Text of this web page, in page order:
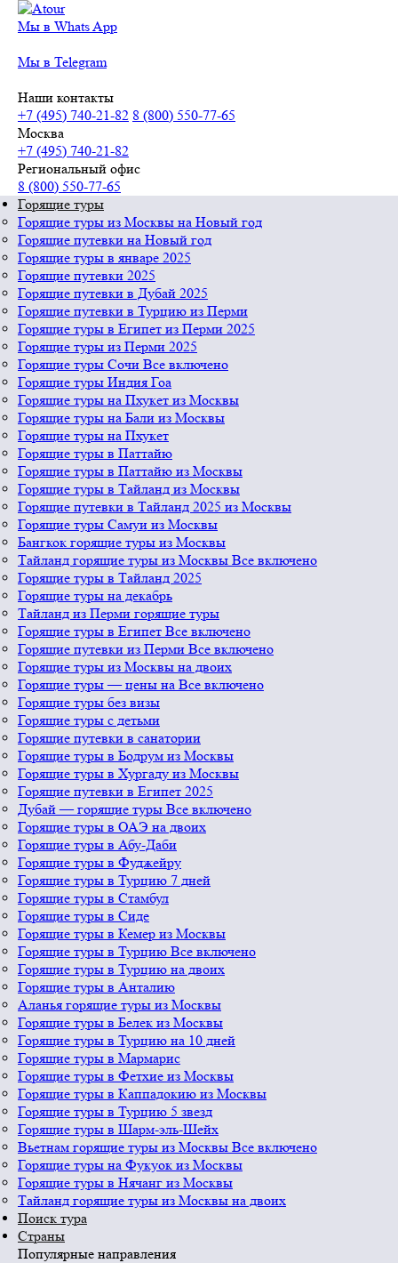
Мы в Whats App
Мы в Telegram
Наши контакты
+7 (495) 740-21-82 8 (800) 550-77-65
Москва
+7 (495) 740-21-82
Региональный офис
8 (800) 550-77-65
Горящие туры
Горящие туры из Москвы на Новый год
Горящие путевки на Новый год
Горящие туры в январе 2025
Горящие путевки 2025
Горящие путевки в Дубай 2025
Горящие путевки в Турцию из Перми
Горящие туры в Египет из Перми 2025
Горящие туры из Перми 2025
Горящие туры Сочи Все включено
Горящие туры Индия Гоа
Горящие туры на Пхукет из Москвы
Горящие туры на Бали из Москвы
Горящие туры на Пхукет
Горящие туры в Паттайю
Горящие туры в Паттайю из Москвы
Горящие туры в Тайланд из Москвы
Горящие путевки в Тайланд 2025 из Москвы
Горящие туры Самуи из Москвы
Бангкок горящие туры из Москвы
Тайланд горящие туры из Москвы Все включено
Горящие туры в Тайланд 2025
Горящие туры на декабрь
Тайланд из Перми горящие туры
Горящие туры в Египет Все включено
Горящие путевки из Перми Все включено
Горящие туры из Москвы на двоих
Горящие туры — цены на Все включено
Горящие туры без визы
Горящие туры с детьми
Горящие путевки в санатории
Горящие туры в Бодрум из Москвы
Горящие туры в Хургаду из Москвы
Горящие путевки в Египет 2025
Дубай — горящие туры Все включено
Горящие туры в ОАЭ на двоих
Горящие туры в Абу-Даби
Горящие туры в Фуджейру
Горящие туры в Турцию 7 дней
Горящие туры в Стамбул
Горящие туры в Сиде
Горящие туры в Кемер из Москвы
Горящие туры в Турцию Все включено
Горящие туры в Турцию на двоих
Горящие туры в Анталию
Аланья горящие туры из Москвы
Горящие туры в Белек из Москвы
Горящие туры в Турцию на 10 дней
Горящие туры в Мармарис
Горящие туры в Фетхие из Москвы
Горящие туры в Каппадокию из Москвы
Горящие туры в Турцию 5 звезд
Горящие туры в Шарм-эль-Шейх
Вьетнам горящие туры из Москвы Все включено
Горящие туры на Фукуок из Москвы
Горящие туры в Нячанг из Москвы
Тайланд горящие туры из Москвы на двоих
Поиск тура
Страны
Популярные направления